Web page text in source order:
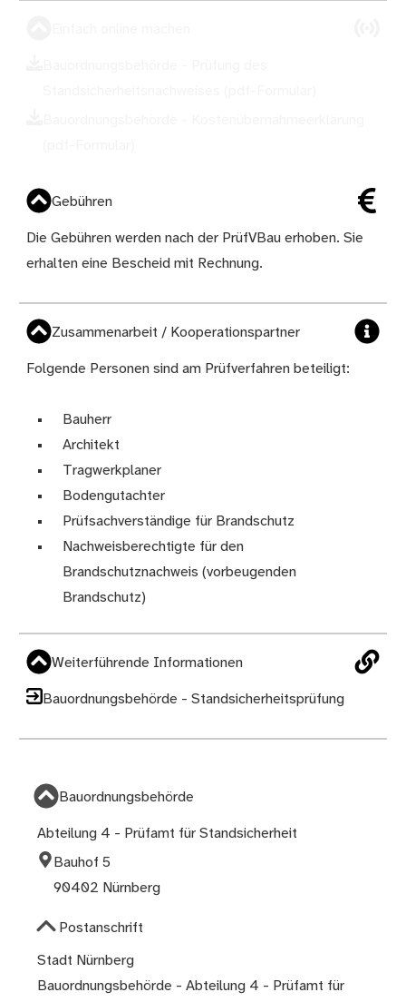
Gebühren
Die Gebühren werden nach der PrüfVBau erhoben. Sie
erhalten eine Bescheid mit Rechnung.
Zusammenarbeit / Kooperationspartner
Folgende Personen sind am Prüfverfahren beteiligt:
Bauherr
Architekt
Tragwerkplaner
Bodengutachter
Prüfsachverständige für Brandschutz
Nachweisberechtigte für den
Brandschutznachweis (vorbeugenden
Brandschutz)
Weiterführende Informationen
Bauordnungsbehörde - Standsicherheitsprüfung
Bauordnungsbehörde
Abteilung 4 - Prüfamt für Standsicherheit
Bauhof 5
90402 Nürnberg
Postanschrift
Stadt Nürnberg
Bauordnungsbehörde - Abteilung 4 - Prüfamt für